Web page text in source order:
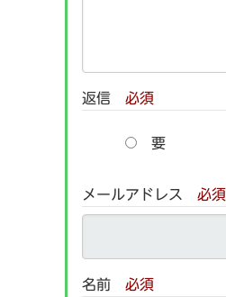
返信 必須
要
メールアドレス 必須
名前 必須